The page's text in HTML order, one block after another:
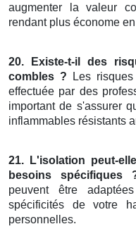
augmenter la valeur
rendant plus économe
20. Existe-t-il des
combles ? Les
effectuée par des
important de s'assurer
inflammables résistants
21. L'isolation peut-
besoins spécifiques
peuvent être
spécificités de votre
personnelles.